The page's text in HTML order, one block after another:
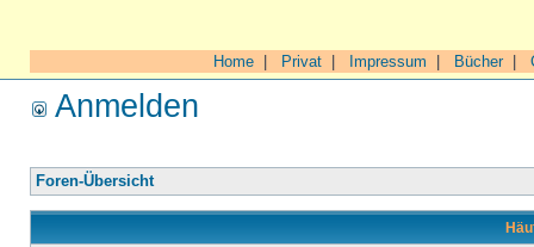
Home Privat Impressum Bücher|
Anmelden
Foren-Übersicht